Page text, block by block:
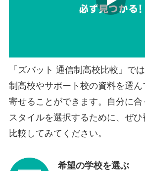
「ズバット 通信制高校比較」で
制高校やサポート校の資料を選ん
寄せることができます。自分に
スタイルを選択するために、ぜ
比較してみてください。
希望の学校を選ぶ